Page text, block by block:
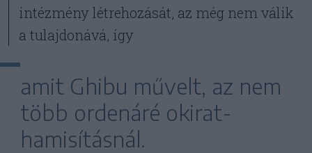
intézmény létrehozását, az még nem válik
a tulajdonává, így
amit Ghibu művelt, az nem
több ordenáré okirat-
hamisításnál.